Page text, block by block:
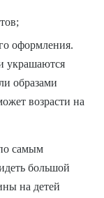
оформления.
украшаются
образами
возрасти на
самым
большой
на детей